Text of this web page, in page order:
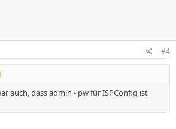
#4
auch, dass admin - pw für ISPConfig ist